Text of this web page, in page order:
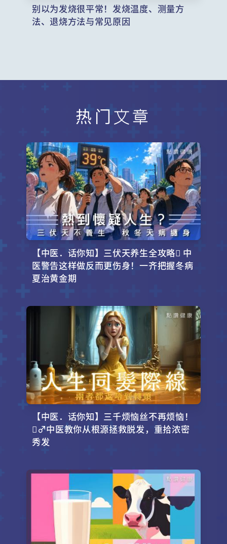
别以为发烧很平常！发烧温度、测量方
法、退烧方法与常见原因
热门文章
【中医．话你知】三伏天养生全攻略 中
医警告这样做反而更伤身！一齐把握冬病
夏治黄金期
【中医．话你知】三千烦恼丝不再烦恼！
‍♂️中医教你从根源拯救脱发，重拾浓密
秀发